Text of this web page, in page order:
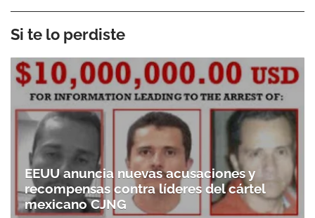
Si te lo perdiste
EEUU anuncia nuevas acusaciones y
recompensas contra líderes del cártel
mexicano CJNG